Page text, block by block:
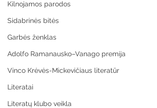
Kilnojamos parodos
Sidabrinės bitės
Garbės ženklas
Adolfo Ramanausko–Vanago premija
Vinco Krėvės-Mickevičiaus literatūr
Literatai
Literatų klubo veikla